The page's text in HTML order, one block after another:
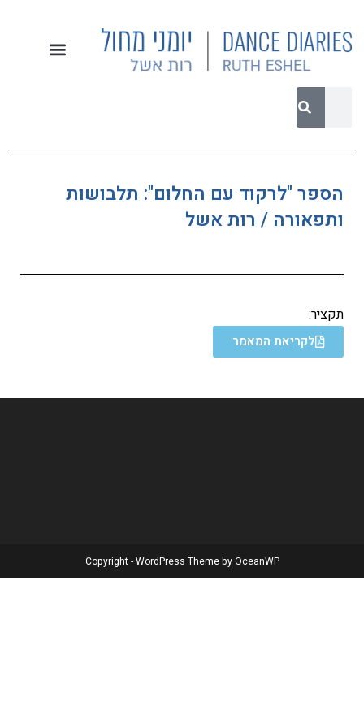
הספר "לרקוד עם החלום": תלבושות
ותפאורה / רות אשל
תקציר:
לקריאת המאמר
Copyright - WordPress Theme by OceanWP